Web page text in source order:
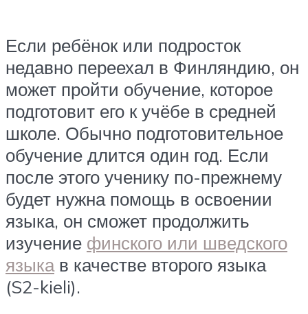
Если ребёнок или подросток
недавно переехал в Финляндию, он
может пройти обучение, которое
подготовит его к учёбе в средней
школе. Обычно подготовительное
обучение длится один год. Если
после этого ученику по-прежнему
будет нужна помощь в освоении
языка, он сможет продолжить
изучение финского или шведского
языкав качестве второго языка
(S2-kieli).